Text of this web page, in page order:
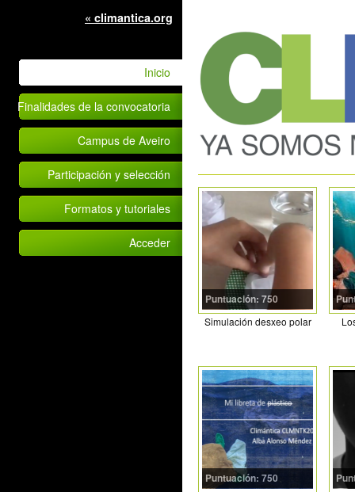
« climantica.org
Inicio
Finalidades de la convocatoria
Campus de Aveiro
Participación y selección
Formatos y tutoriales
Acceder
Puntuación: 750
Simulación desxeo polar
Puntuación: 750